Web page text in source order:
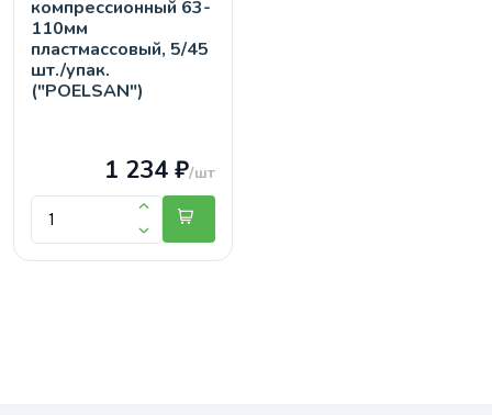
компрессионный 63-
110мм
пластмассовый, 5/45
шт./упак.
("POELSAN")
1 234 ₽/шт